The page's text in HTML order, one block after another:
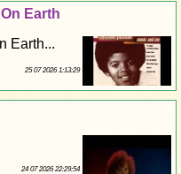
Earth
Earth...
25 07 2026 1:13:29
24 07 2026 22:29:54